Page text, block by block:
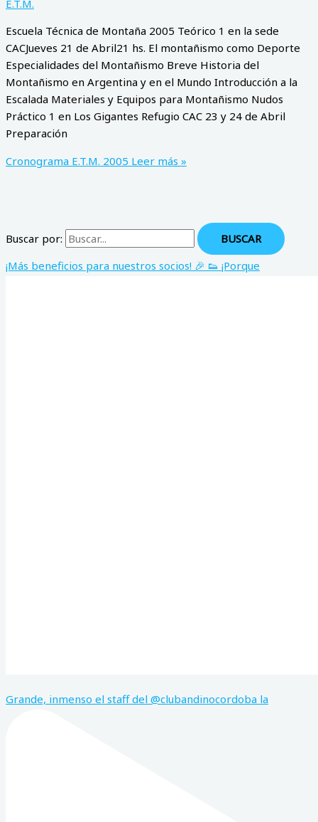
E.T.M.
Escuela Técnica de Montaña 2005 Teórico 1 en la sede
CACJueves 21 de Abril21 hs. El montañismo como Deporte
Especialidades del Montañismo Breve Historia del
Montañismo en Argentina y en el Mundo Introducción a la
Escalada Materiales y Equipos para Montañismo Nudos
Práctico 1 en Los Gigantes Refugio CAC 23 y 24 de Abril
Preparación
Cronograma E.T.M. 2005 Leer más »
Buscar por:
¡Más beneficios para nuestros socios! 🎉 👟 ¡Porque
Grande, inmenso el staff del @clubandinocordoba la